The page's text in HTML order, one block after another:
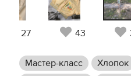
27 43
Мастер-класс Хлопок